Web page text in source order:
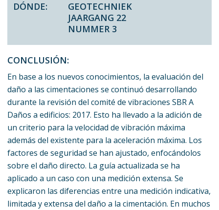
DÓNDE:
GEOTECHNIEK
JAARGANG 22
NUMMER 3
CONCLUSIÓN:
En base a los nuevos conocimientos, la evaluación del
daño a las cimentaciones se continuó desarrollando
durante la revisión del comité de vibraciones SBR A
Daños a edificios: 2017. Esto ha llevado a la adición de
un criterio para la velocidad de vibración máxima
además del existente para la aceleración máxima. Los
factores de seguridad se han ajustado, enfocándolos
sobre el daño directo. La guía actualizada se ha
aplicado a un caso con una medición extensa. Se
explicaron las diferencias entre una medición indicativa,
limitada y extensa del daño a la cimentación. En muchos